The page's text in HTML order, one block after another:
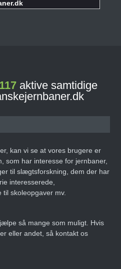
aktive samtidige
kan vi se at vores brugere er
som har interesse for jernbaner,
til slægtsforskning, dem der har
interesserede,
skoleopgaver mv.
så mange som muligt. Hvis
eller andet, så kontakt os